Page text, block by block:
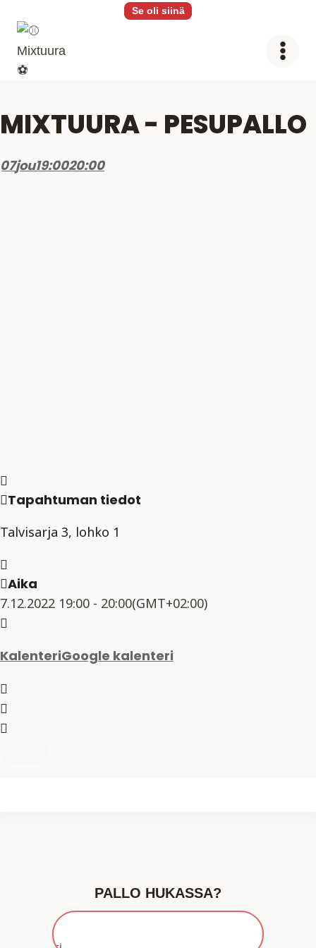
sisältöön
Se oli siinä
MIXTUURA - PESUPALLO
07jou19:0020:00
Tapahtuman tiedot
Talvisarja 3, lohko 1
Aika
7.12.2022 19:00 - 20:00(GMT+02:00)
KalenteriGoogle kalenteri
PALLO HUKASSA?